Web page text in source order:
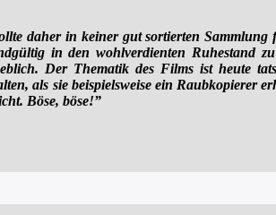
daher in keiner gut sortierten
in den wohlverdienten Ruhestand
Der Thematik des Films ist heute
als sie beispielsweise ein Raubkopierer
Böse, böse!”